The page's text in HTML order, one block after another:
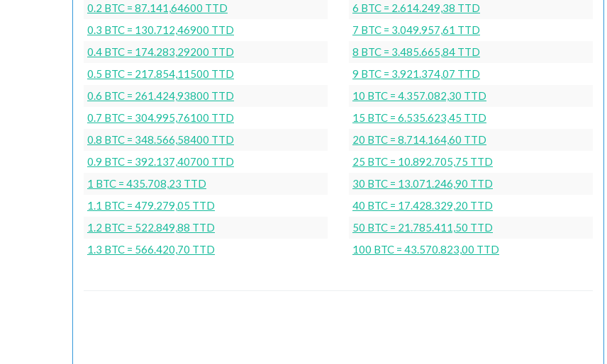
0.2 BTC = 87.141,64600 TTD
0.3 BTC = 130.712,46900 TTD
0.4 BTC = 174.283,29200 TTD
0.5 BTC = 217.854,11500 TTD
0.6 BTC = 261.424,93800 TTD
0.7 BTC = 304.995,76100 TTD
0.8 BTC = 348.566,58400 TTD
0.9 BTC = 392.137,40700 TTD
1 BTC = 435.708,23 TTD
1.1 BTC = 479.279,05 TTD
1.2 BTC = 522.849,88 TTD
1.3 BTC = 566.420,70 TTD
6 BTC = 2.614.249,38 TTD
7 BTC = 3.049.957,61 TTD
8 BTC = 3.485.665,84 TTD
9 BTC = 3.921.374,07 TTD
10 BTC = 4.357.082,30 TTD
15 BTC = 6.535.623,45 TTD
20 BTC = 8.714.164,60 TTD
25 BTC = 10.892.705,75 TTD
30 BTC = 13.071.246,90 TTD
40 BTC = 17.428.329,20 TTD
50 BTC = 21.785.411,50 TTD
100 BTC = 43.570.823,00 TTD